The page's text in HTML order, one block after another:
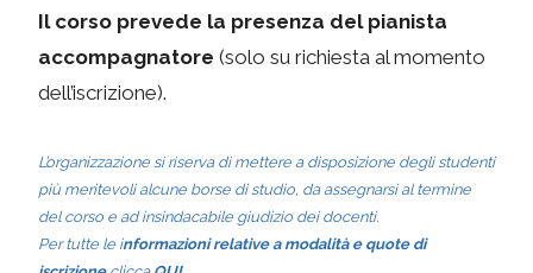
Il corso prevede la presenza del pianista
accompagnatore (solo su richiesta al momento
dell’iscrizione).
L’organizzazione si riserva di mettere a disposizione degli studenti
più meritevoli alcune borse di studio, da assegnarsi al termine
del corso e ad insindacabile giudizio dei docenti.
Per tutte le informazioni relative a modalità e quote di